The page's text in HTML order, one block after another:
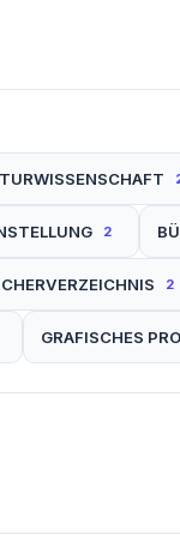
2
2
GRAFISCHES